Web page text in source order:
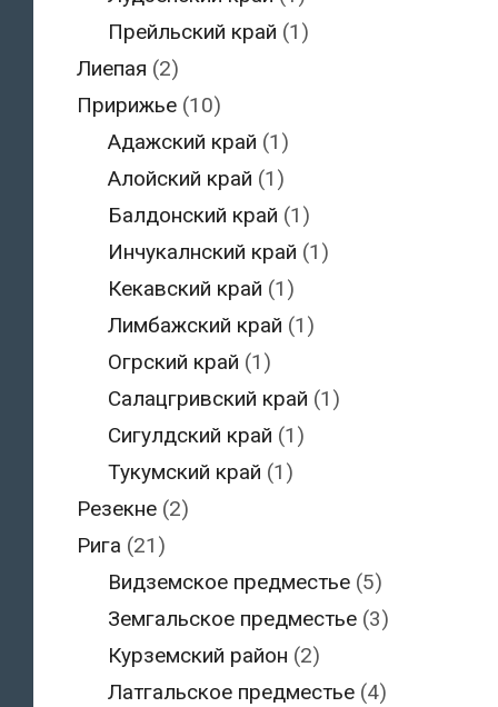
Прейльский край (1)
Лиепая (2)
Пририжье(10)
Адажский край (1)
Алойский край (1)
Балдонский край (1)
Инчукалнский край (1)
Кекавский край (1)
Лимбажский край (1)
Огрский край (1)
Салацгривский край (1)
Сигулдский край (1)
Тукумский край (1)
Резекне(2)
Рига (21)
Видземское предместье (5)
Земгальское предместье (3)
Курземский район (2)
Латгальское предместье (4)